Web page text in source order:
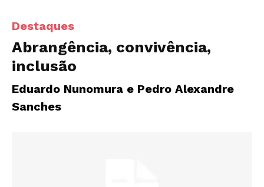
Destaques
Abrangência, convivência,
inclusão
Eduardo Nunomura e Pedro Alexandre
Sanches